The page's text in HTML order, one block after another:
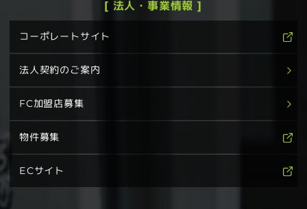
[ 法人・事業情報 ]
コーポレートサイト
法人契約のご案内
FC加盟店募集
物件募集
ECサイト